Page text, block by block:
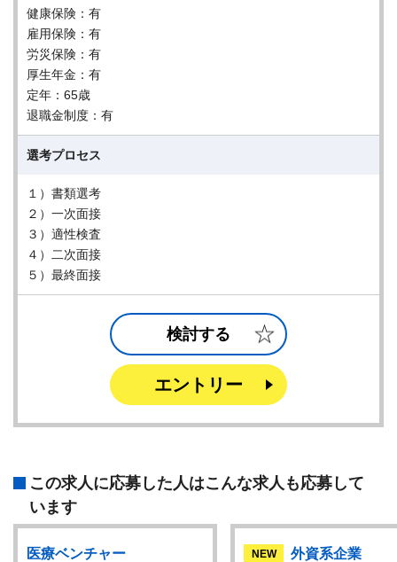
健康保険：有
雇用保険：有
労災保険：有
厚生年金：有
定年：65歳
退職金制度：有
選考プロセス
１）書類選考
２）一次面接
３）適性検査
４）二次面接
５）最終面接
検討する
エントリー
この求人に応募した人はこんな求人も応募して
います
医療ベンチャー
NEW
外資系企業